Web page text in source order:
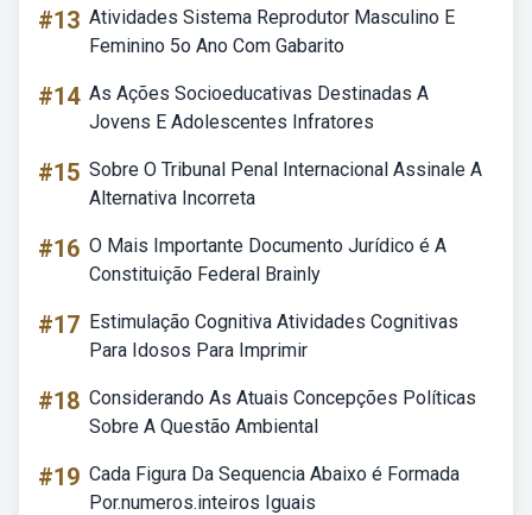
#13 Atividades Sistema Reprodutor Masculino E
Feminino 5o Ano Com Gabarito
#14 As Ações Socioeducativas Destinadas A
Jovens E Adolescentes Infratores
#15 Sobre O Tribunal Penal Internacional Assinale A
Alternativa Incorreta
#16 O Mais Importante Documento Jurídico é A
Constituição Federal Brainly
#17 Estimulação Cognitiva Atividades Cognitivas
Para Idosos Para Imprimir
#18 Considerando As Atuais Concepções Políticas
Sobre A Questão Ambiental
#19 Cada Figura Da Sequencia Abaixo é Formada
Por.numeros.inteiros Iguais